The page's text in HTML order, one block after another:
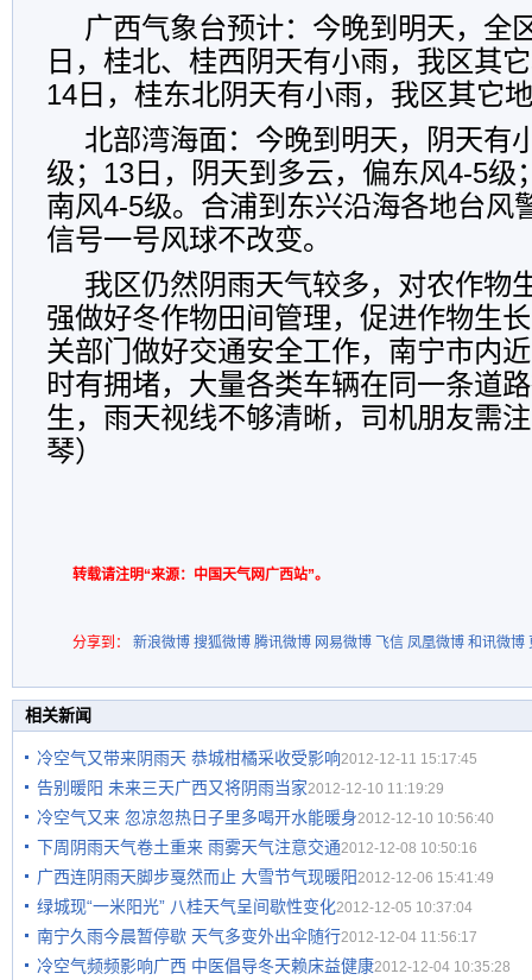
广西气象台预计：今晚到明天，全
日，桂北、桂西阴天有小雨，我区其
14日，桂东北阴天有小雨，我区其它
北部湾海面：今晚到明天，阴天有
级；13日，阴天到多云，偏东风4-5级
南风4-5级。合浦到东兴沿海各地台风
信号一号风球不改变。
我区仍然阴雨天气较多，对农作物
强做好冬作物田间管理，促进作物生
关部门做好交通安全工作，南宁市内
时有拥堵，大量各类车辆在同一条道
生，雨天视线不够清晰，司机朋友需
琴）
转载请注明“来源：中国天气网广西站”。
分享到： 新浪微博 搜狐微博 腾讯微博 网易微博 飞信 凤凰微博 和讯微博
相关新闻
冷空气又带来阴雨天 恭城柑橘采收受影响2012-12-11 15:17:45
告别暖阳 未来三天广西又将阴雨当家2012-12-10 11:19:29
冷空气又来 忽凉忽热日子里多喝开水能暖身2012-12-10 10:56:40
下周阴雨天气卷土重来 雨雾天气注意交通2012-12-08 10:50:16
广西连阴雨天脚步戛然而止 大雪节气现暖阳2012-12-06 15:41:49
绿城现“一米阳光” 八桂天气呈间歇性变化2012-12-05 10:37:04
南宁久雨今晨暂停歇 天气多变外出伞随行2012-12-04 11:56:17
冷空气频频影响广西 中医倡导冬天赖床益健康2012-12-04 10:35:28